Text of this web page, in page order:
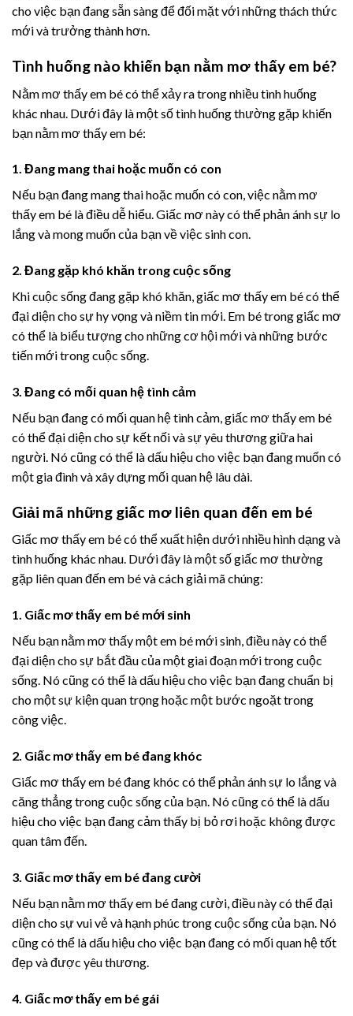
cho việc bạn đang sẵn sàng để đối mặt với những thách thức
mới và trưởng thành hơn.
Tình huống nào khiến bạn nằm mơ thấy em bé?
Nằm mơ thấy em bé có thể xảy ra trong nhiều tình huống
khác nhau. Dưới đây là một số tình huống thường gặp khiến
bạn nằm mơ thấy em bé:
1. Đang mang thai hoặc muốn có con
Nếu bạn đang mang thai hoặc muốn có con, việc nằm mơ
thấy em bé là điều dễ hiểu. Giấc mơ này có thể phản ánh sự lo
lắng và mong muốn của bạn về việc sinh con.
2. Đang gặp khó khăn trong cuộc sống
Khi cuộc sống đang gặp khó khăn, giấc mơ thấy em bé có thể
đại diện cho sự hy vọng và niềm tin mới. Em bé trong giấc mơ
có thể là biểu tượng cho những cơ hội mới và những bước
tiến mới trong cuộc sống.
3. Đang có mối quan hệ tình cảm
Nếu bạn đang có mối quan hệ tình cảm, giấc mơ thấy em bé
có thể đại diện cho sự kết nối và sự yêu thương giữa hai
người. Nó cũng có thể là dấu hiệu cho việc bạn đang muốn có
một gia đình và xây dựng mối quan hệ lâu dài.
Giải mã những giấc mơ liên quan đến em bé
Giấc mơ thấy em bé có thể xuất hiện dưới nhiều hình dạng và
tình huống khác nhau. Dưới đây là một số giấc mơ thường
gặp liên quan đến em bé và cách giải mã chúng:
1. Giấc mơ thấy em bé mới sinh
Nếu bạn nằm mơ thấy một em bé mới sinh, điều này có thể
đại diện cho sự bắt đầu của một giai đoạn mới trong cuộc
sống. Nó cũng có thể là dấu hiệu cho việc bạn đang chuẩn bị
cho một sự kiện quan trọng hoặc một bước ngoặt trong
công việc.
2. Giấc mơ thấy em bé đang khóc
Giấc mơ thấy em bé đang khóc có thể phản ánh sự lo lắng và
căng thẳng trong cuộc sống của bạn. Nó cũng có thể là dấu
hiệu cho việc bạn đang cảm thấy bị bỏ rơi hoặc không được
quan tâm đến.
3. Giấc mơ thấy em bé đang cười
Nếu bạn nằm mơ thấy em bé đang cười, điều này có thể đại
diện cho sự vui vẻ và hạnh phúc trong cuộc sống của bạn. Nó
cũng có thể là dấu hiệu cho việc bạn đang có mối quan hệ tốt
đẹp và được yêu thương.
4. Giấc mơ thấy em bé gái